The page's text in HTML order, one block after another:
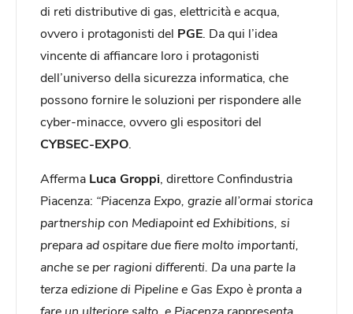
di reti distributive di gas, elettricità e acqua,
ovvero i protagonisti del PGE . Da qui l’idea
vincente di affiancare loro i protagonisti
dell’universo della sicurezza informatica, che
possono fornire le soluzioni per rispondere alle
cyber-minacce, ovvero gli espositori del
CYBSEC-EXPO
Afferma Luca Groppi , direttore Confindustria
Piacenza: “Piacenza Expo, grazie all’ormai storica
partnership con Mediapoint ed Exhibitions, si
prepara ad ospitare due fiere molto importanti,
anche se per ragioni differenti. Da una parte la
terza edizione di Pipeline e Gas Expo è pronta a
fare un ulteriore salto, e Piacenza rappresenta